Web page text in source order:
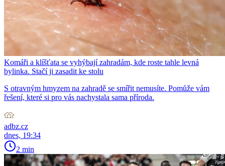
Komáři a klíšťata se vyhýbají zahradám, kde roste tahle levná
bylinka. Stačí ji zasadit ke stolu
S otravným hmyzem na zahradě se smířit nemusíte. Pomůže vám
řešení, které si pro vás nachystala sama příroda.
adbz.cz
dnes, 19:34
2 min